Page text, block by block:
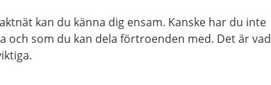
kan du känna dig ensam. Kanske har du inte
och som du kan dela förtroenden med. Det är vad